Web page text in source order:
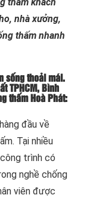
nhà xưởng,
thấm nhanh
sống thoải mái.
TPHCM, Bình
thấm Hoà Phát:
đầu về
Tại nhiều
trình có
nghề chống
viên được